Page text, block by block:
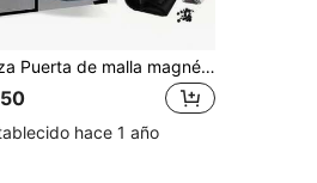
1 pieza Puerta de malla magnética de alta resistencia - Mantiene alejados a los mosquitos, disfruta del aire fresco - Autosellante, divisor de malla sin manos - Ideal para mascotas y niños.
hace 1 año